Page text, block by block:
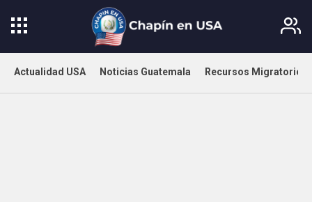
Actualidad USA Noticias Guatemala Recursos Migratorios